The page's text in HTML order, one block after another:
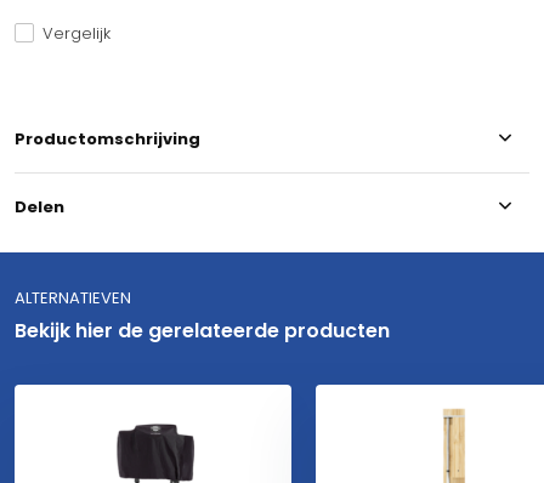
Vergelijk
Productomschrijving
Delen
ALTERNATIEVEN
Bekijk hier de gerelateerde producten